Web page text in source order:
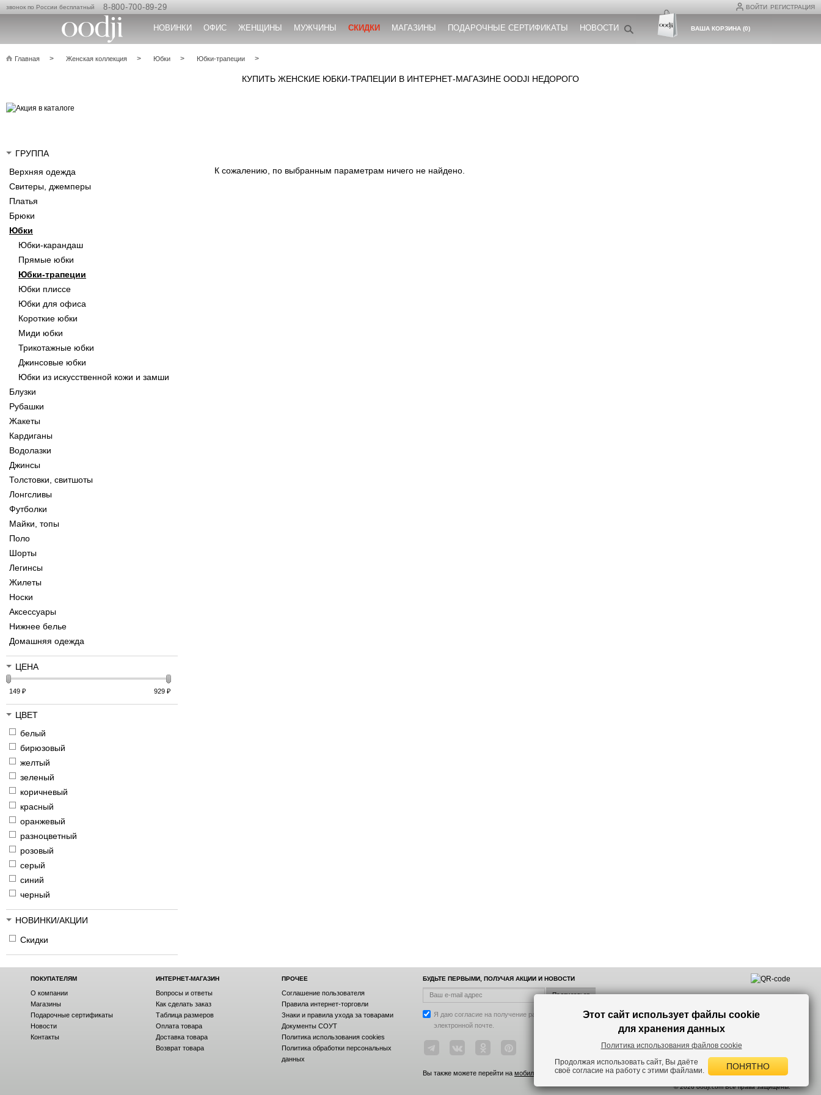
ВОЙТИ РЕГИСТРАЦИЯ
звонок по России бесплатный 8-800-700-89-29
НОВИНКИ ОФИС ЖЕНЩИНЫ МУЖЧИНЫ СКИДКИ МАГАЗИНЫ ПОДАРОЧНЫЕ СЕРТИФИКАТЫ НОВОСТИ ВАША КОРЗИНА(0)
Главная Женская коллекция Юбки Юбки-трапеции
КУПИТЬ ЖЕНСКИЕ ЮБКИ-ТРАПЕЦИИ В ИНТЕРНЕТ-МАГАЗИНЕ OODJI НЕДОРОГО
ГРУППА
Верхняя одежда
Свитеры, джемперы
Платья
Брюки
Юбки
Юбки-карандаш
Прямые юбки
Юбки-трапеции
Юбки плиссе
Юбки для офиса
Короткие юбки
Миди юбки
Трикотажные юбки
Джинсовые юбки
Юбки из искусственной кожи и замши
Блузки
Рубашки
Жакеты
Кардиганы
Водолазки
Джинсы
Толстовки, свитшоты
Лонгсливы
Футболки
Майки, топы
Поло
Шорты
Легинсы
Жилеты
Носки
Аксессуары
Нижнее белье
Домашняя одежда
ЦЕНА
149 ₽ 929₽
ЦВЕТ
белый
бирюзовый
желтый
зеленый
коричневый
красный
оранжевый
разноцветный
розовый
серый
синий
черный
НОВИНКИ/АКЦИИ
Скидки
К сожалению, по выбранным параметрам ничего не найдено.
ПОКУПАТЕЛЯМ
О компании
Магазины
Подарочные сертификаты
Новости
Контакты
ИНТЕРНЕТ-МАГАЗИН
Вопросы и ответы
Как сделать заказ
Таблица размеров
Оплата товара
Доставка товара
Возврат товара
ПРОЧЕЕ
Соглашение пользователя
Правила интернет-торговли
Знаки и правила ухода за товарами
Документы СОУТ
Политика использования cookies
Политика обработки персональных
данных
БУДЬТЕ ПЕРВЫМИ, ПОЛУЧАЯ АКЦИИ И НОВОСТИ
Я даю согласие на получение рассылок по
электронной почте.
Вы также можете перейти на мобильную версию сайта.
© 2026 oodji.com Все права защищены.
Этот сайт использует файлы cookie
для хранения данных
Политика использования файлов cookie
Продолжая использовать сайт, Вы даёте
своё согласие на работу с этими файлами.
ПОНЯТНО